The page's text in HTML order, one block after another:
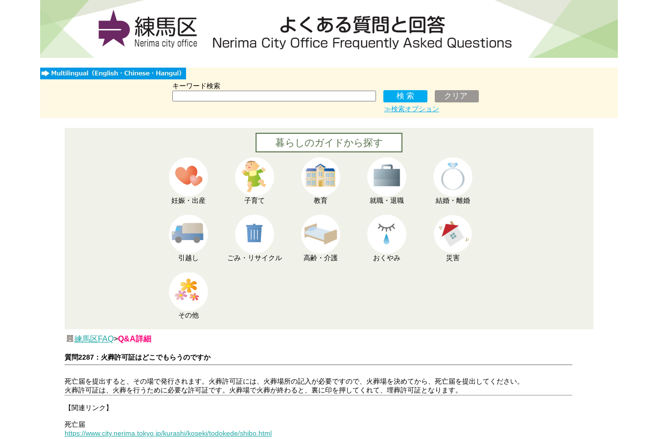
キーワード検索
≫検索オプション
暮らしのガイドから探す
妊娠・出産 子育て 教育 就職・退職 結婚・離婚
引越し ごみ・リサイクル 高齢・介護 おくやみ 災害
その他
練馬区FAQ>Q&A詳細
質問2287：火葬許可証はどこでもらうのですか
死亡届を提出すると、その場で発行されます。火葬許可証には、火葬場所の記入が必要ですので、火葬場を決めてから、死亡届を提出してください。
火葬許可証は、火葬を行うために必要な許可証です。火葬場で火葬が終わると、裏に印を押してくれて、埋葬許可証となります。
【関連リンク】
死亡届
https://www.city.nerima.tokyo.jp/kurashi/koseki/todokede/shibo.html